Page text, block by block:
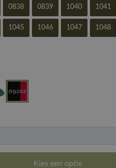
0838 0839 1040 1041
1045 1046 1047 1048
Kies een optie